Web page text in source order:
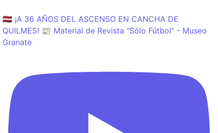
🇱🇻 ¡A 36 AÑOS DEL ASCENSO EN CANCHA DE
QUILMES! 📰 Material de Revista "Sólo Fútbol" - Museo
Granate